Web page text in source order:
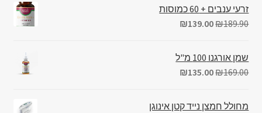
זרעי ענבים + 60 כמוסות
₪189.90
₪139.00
שמן אורגנו 100 מ"ל
₪169.00
₪135.00
מחולל חמצן נייד קטן אינוגן